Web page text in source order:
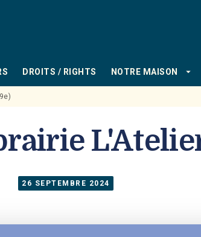
DROITS / RIGHTS NOTRE MAISON arrow_drop_down
26 SEPTEMBRE 2024